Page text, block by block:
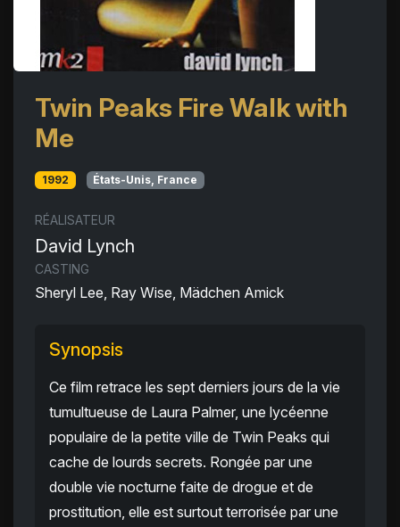
Twin Peaks Fire Walk with
Me
1992 États-Unis, France
RÉALISATEUR
David Lynch
CASTING
Sheryl Lee, Ray Wise, Mädchen Amick
Synopsis
Ce film retrace les sept derniers jours de la vie
tumultueuse de Laura Palmer, une lycéenne
populaire de la petite ville de Twin Peaks qui
cache de lourds secrets. Rongée par une
double vie nocturne faite de drogue et de
prostitution, elle est surtout terrorisée par une